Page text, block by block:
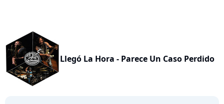
Llegó La Hora - Parece Un Caso Perdido